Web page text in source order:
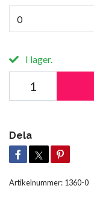
0
I lager.
Dela
Artikelnummer: 1360-0